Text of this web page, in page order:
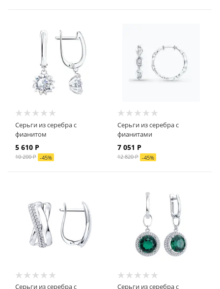
Серьги из серебра с
фианитом
5 610 Р
10 200Р -45%
Серьги из серебра с
фианитами
7 051 Р
12 820Р -45%
Серьги из серебра с Серьги из серебра с